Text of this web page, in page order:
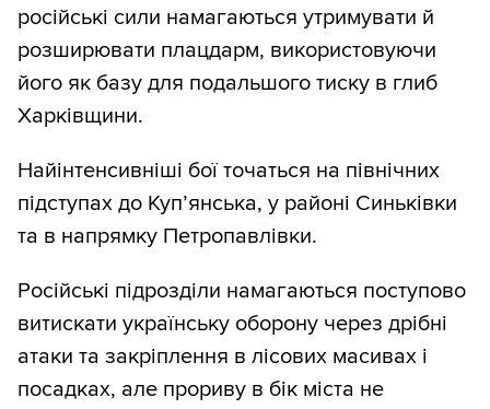
російські сили намагаються утримувати й
розширювати плацдарм, використовуючи
його як базу для подальшого тиску в глиб
Харківщини.
Найінтенсивніші бої точаться на північних
підступах до Куп’янська, у районі Синьківки
та в напрямку Петропавлівки.
Російські підрозділи намагаються поступово
витискати українську оборону через дрібні
атаки та закріплення в лісових масивах і
посадках, але прориву в бік міста не